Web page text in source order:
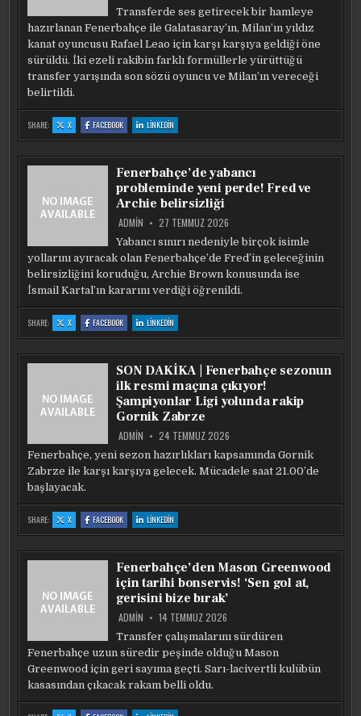
Transferde ses getirecek bir hamleye
hazırlanan Fenerbahçe ile Galatasaray’ın, Milan’ın yıldız
kanat oyuncusu Rafael Leao için karşı karşıya geldiği öne
sürüldü. İki ezeli rakibin farklı formüllerle yürüttüğü
transfer yarışında son sözü oyuncu ve Milan’ın vereceği
belirtildi.
SHARE: X:
FENERBAHÇE
VE
RAFAEL
LEAO
İŞTE
TRANSFER
PLANLARI
FACEBOOK:
FENERBAHÇE
VE
RAFAEL
IÇIN
KARŞI
KARŞIYA!
TRANSFER
LINKEDIN
FENERBAHÇE
VE
RAFAEL
IÇIN
KARŞI
KARŞIYA!
İŞTE
TRANSFER
Fenerbahçe’de yabancı
probleminde yeni perde! Fred ve
Archie belirsizliği
ADMIN 27 TEMMUZ 2026
Yabancı sınırı nedeniyle birçok isimle
yollarını ayıracak olan Fenerbahçe’de Fred’in geleceğinin
belirsizliğini koruduğu, Archie Brown konusunda ise
İsmail Kartal’ın kararını verdiği öğrenildi.
SHARE: X:
FENERBAHÇE’DE
YABANCI
YENI
PERDE!
BELIRSIZLIĞI
FACEBOOK:
FENERBAHÇE’DE
YABANCI
YENI
FRED
VE
ARCHIE
BELIRSIZLIĞI
LINKEDIN
FENERBAHÇE’DE
YABANCI
YENI
PERDE!
FRED
VE
ARCHIE
BELIRSIZLIĞI
SON DAKİKA | Fenerbahçe sezonun
ilk resmi maçına çıkıyor!
Şampiyonlar Ligi yolunda rakip
Gornik Zabrze
ADMIN 24 TEMMUZ 2026
Fenerbahçe, yeni sezon hazırlıkları kapsamında Gornik
Zabrze ile karşı karşıya gelecek. Mücadele saat 21.00’de
başlayacak.
SHARE: X:
SON
DAKİKA
FENERBAHÇE
SEZONUN
ÇIKIYOR!
ŞAMPIYONLAR
LIGI
YOLUNDA
ZABRZE
FACEBOOK:
SON
DAKİKA
FENERBAHÇE
ILK
RESMI
MAÇINA
ÇIKIYOR!
ŞAMPIYONLAR
YOLUNDA
RAKIP
GORNIK
ZABRZE
LINKEDIN
SON
DAKİKA
FENERBAHÇE
ILK
RESMI
MAÇINA
ÇIKIYOR!
ŞAMPIYONLAR
YOLUNDA
RAKIP
GORNIK
ZABRZE
Fenerbahçe’den Mason Greenwood
için tarihi bonservis! ‘Sen gol at,
gerisini bize bırak’
ADMIN 14 TEMMUZ 2026
Transfer çalışmalarını sürdüren
Fenerbahçe uzun süredir peşinde olduğu Mason
Greenwood için geri sayıma geçti. Sarı-lacivertli kulübün
kasasından çıkacak rakam belli oldu.